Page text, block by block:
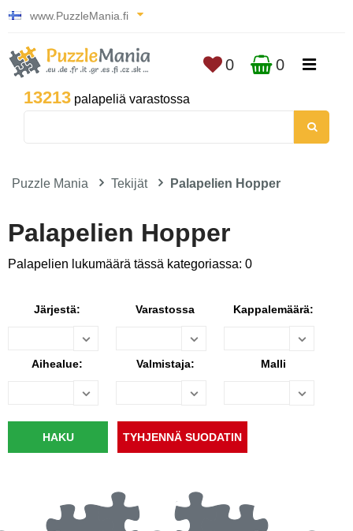
www.PuzzleMania.fi
13213 palapeliä varastossa
0 0
Puzzle Mania Tekijät Palapelien Hopper
Palapelien Hopper
Palapelien lukumäärä tässä kategoriassa: 0
Järjestä: Varastossa Kappalemäärä:
Aihealue: Valmistaja: Malli